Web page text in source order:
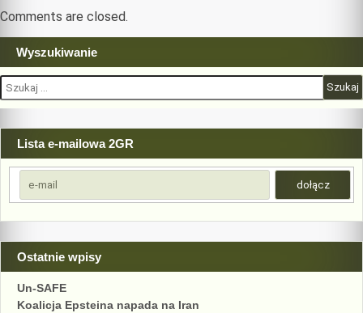
Comments are closed.
Wyszukiwanie
Szukaj:
Lista e-mailowa 2GR
Ostatnie wpisy
Un-SAFE
Koalicja Epsteina napada na Iran